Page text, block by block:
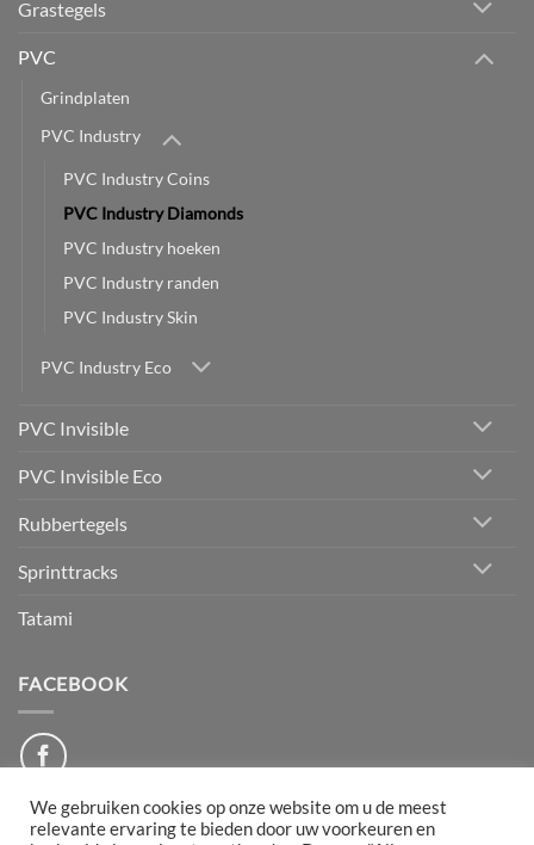
Grastegels
PVC
Grindplaten
PVC Industry
PVC Industry Coins
PVC Industry Diamonds
PVC Industry hoeken
PVC Industry randen
PVC Industry Skin
PVC Industry Eco
PVC Invisible
PVC Invisible Eco
Rubbertegels
Sprinttracks
Tatami
FACEBOOK
We gebruiken cookies op onze website om u de meest
relevante ervaring te bieden door uw voorkeuren en